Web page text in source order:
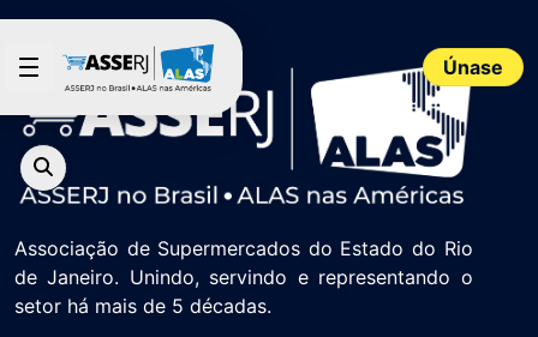
Saltar al contenido principal
Únase
Associação de Supermercados do Estado do Rio
de Janeiro. Unindo, servindo e representando o
setor há mais de 5 décadas.